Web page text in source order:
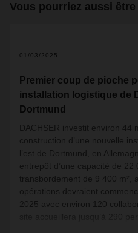
Vous pourriez aussi
01/03/2025
Premier coup de pioche
installation logistique de
Dortmund
DACHSER investit environ 44
construction d’une nouvelle
l’est de Dortmund, en
entrepôt d’une capacité de
transbordement de 9 400 m²,
opérations devraient
2025 avec environ 120